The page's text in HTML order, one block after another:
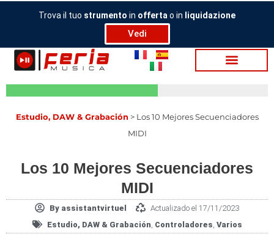
Ir
Trova il tuo strumento in offerta o in liquidazione
Vedi
Estudio, DAW & Grabación> Los 10 Mejores Secuenciadores
MIDI
Los 10 Mejores Secuenciadores
MIDI
By assistantvirtuel
Actualizado el 17/11/2023
Estudio, DAW & Grabación Controladores Varios